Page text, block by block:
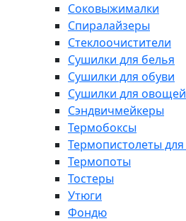
Соковыжималки
Спиралайзеры
Стеклоочистители
Сушилки для белья
Сушилки для обуви
Сушилки для
Сэндвичмейкеры
Термобоксы
Термопистолеты
Термопоты
Тостеры
Утюги
Фондю